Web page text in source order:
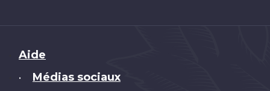
Brand
Aide
• Médias sociaux